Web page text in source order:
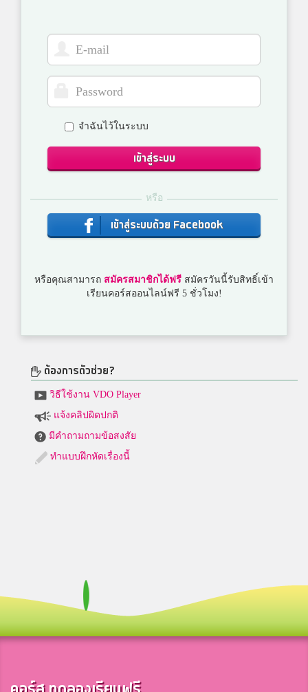
จำฉันไว้ในระบบ
เข้าสู่ระบบ
หรือ
เข้าสู่ระบบด้วย Facebook
หรือคุณสามารถ สมัครสมาชิกได้ฟรี สมัครวันนี้รับสิทธิ์เข้า
เรียนคอร์สออนไลน์ฟรี 5 ชั่วโมง!
ต้องการตัวช่วย?
วิธีใช้งาน VDO Player
แจ้งคลิปผิดปกติ
มีคำถามถามข้อสงสัย
ทำแบบฝึกหัดเรื่องนี้